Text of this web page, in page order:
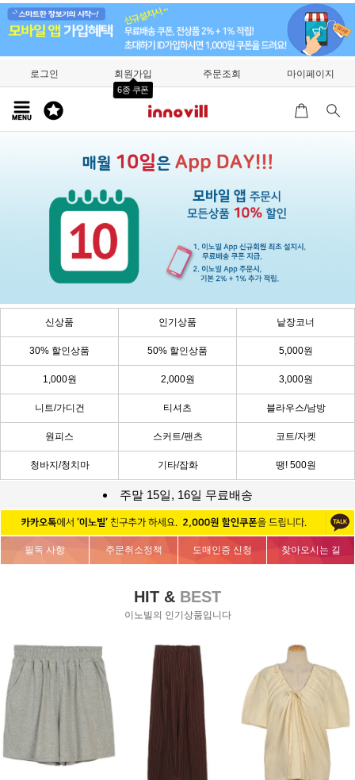
로그인 회원가입
6종 쿠폰
주문조회 마이페이지
신상품 인기상품 낱장코너
30% 할인상품 50% 할인상품 5,000원
1,000원 2,000원 3,000원
니트/가디건 티셔츠 블라우스/남방
원피스 스커트/팬츠 코트/자켓
청바지/청치마 기타/잡화 땡! 500원
주말 15일, 16일 무료배송
필독 사항 주문취소정책 도매인증 신청 찾아오시는 길
HIT & BEST
이노빌의 인기상품입니다